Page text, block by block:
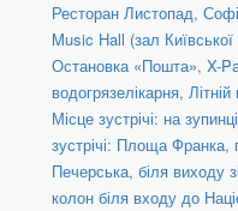
Ресторан Листопад,
Music Hall (зал
Остановка «Пошта», X-
водогрязелікарня,
Місце зустрічі: на
зустрічі: Площа Франка,
Печерська, біля виходу
колон біля входу до